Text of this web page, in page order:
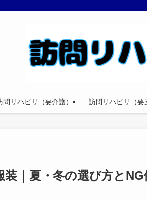
問リハビリ（要介護） 訪問リハビリ（要
装｜夏・冬の選び方と